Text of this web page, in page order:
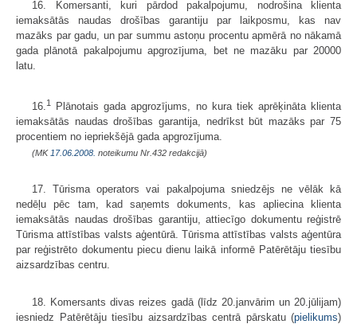
16. Komersanti, kuri pārdod pakalpojumu, nodrošina klienta
iemaksātās naudas drošības garantiju par laikposmu, kas nav
mazāks par gadu, un par summu astoņu procentu apmērā no nākamā
gada plānotā pakalpojumu apgrozījuma, bet ne mazāku par 20000
latu.
16. 1
Plānotais gada apgrozījums, no kura tiek aprēķināta klienta
iemaksātās naudas drošības garantija, nedrīkst būt mazāks par 75
procentiem no iepriekšējā gada apgrozījuma.
(MK 17.06.2008. noteikumu Nr.432 redakcijā)
17. Tūrisma operators vai pakalpojuma sniedzējs ne vēlāk kā
nedēļu pēc tam, kad saņemts dokuments, kas apliecina klienta
iemaksātās naudas drošības garantiju, attiecīgo dokumentu reģistrē
Tūrisma attīstības valsts aģentūrā. Tūrisma attīstības valsts aģentūra
par reģistrēto dokumentu piecu dienu laikā informē Patērētāju tiesību
aizsardzības centru.
18. Komersants divas reizes gadā (līdz 20.janvārim un 20.jūlijam)
iesniedz Patērētāju tiesību aizsardzības centrā pārskatu (pielikums)